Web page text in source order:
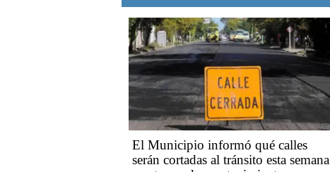
El Municipio informó qué calles
serán cortadas al tránsito esta semana